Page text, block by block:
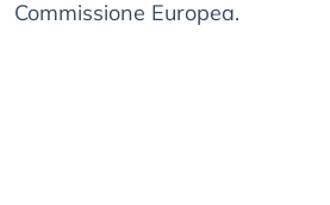
Commissione Europea.